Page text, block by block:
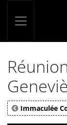
Immaculée
Panneau de